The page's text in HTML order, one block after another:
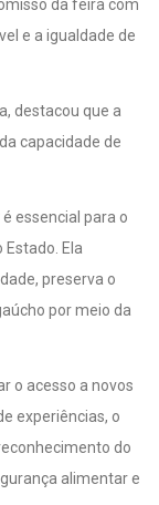
da feira com
e a igualdade de
destacou que a
capacidade de
essencial para o
Ela
preserva o
por meio da
o acesso a novos
experiências, o
do
alimentar e